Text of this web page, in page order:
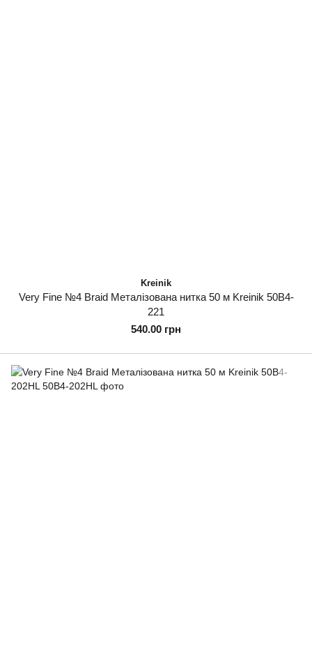
Kreinik
Very Fine №4 Braid Металізована нитка 50 м Kreinik 50B4-
221
540.00 грн